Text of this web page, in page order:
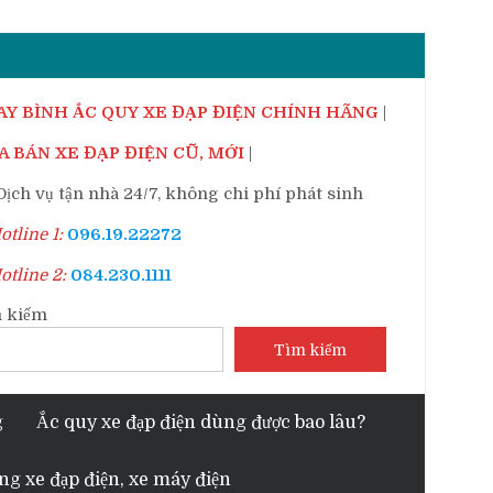
BÌNH ẮC QUY XE ĐẠP ĐIỆN CHÍNH HÃNG |
BÁN XE ĐẠP ĐIỆN CŨ, MỚI |
vụ tận nhà 24/7, không chi phí phát sinh
1: 096.19.22272
2: 084.230.1111
kiếm
Tìm kiếm
Ắc quy xe đạp điện dùng được bao lâu?
xe đạp điện, xe máy điện